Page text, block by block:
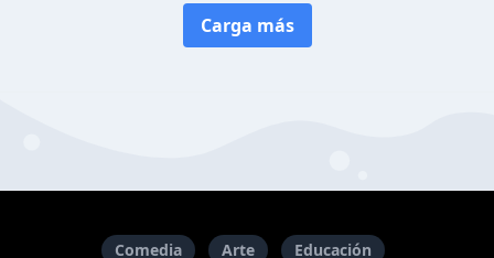
Carga más
Comedia Arte
Educación